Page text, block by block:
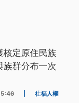
核定原住民族
族群分布一次
社福人權